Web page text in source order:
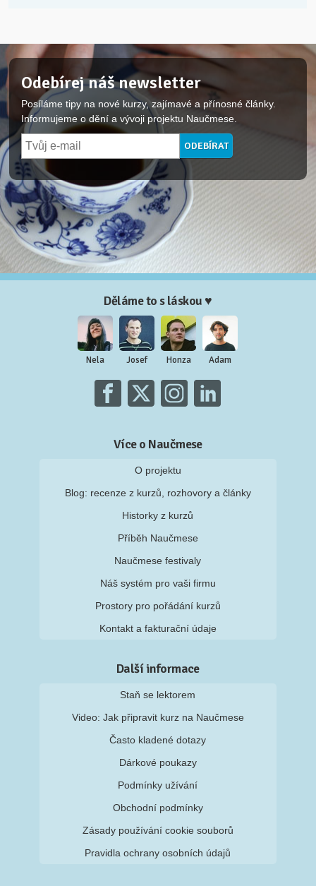
Odebírej náš newsletter
Posíláme tipy na nové kurzy, zajímavé a přínosné články.
Informujeme o dění a vývoji projektu Naučmese.
Děláme to s láskou ♥
Nela Josef Honza Adam
Více o Naučmese
O projektu
Blog: recenze z kurzů, rozhovory a články
Historky z kurzů
Příběh Naučmese
Naučmese festivaly
Náš systém pro vaši firmu
Prostory pro pořádání kurzů
Kontakt a fakturační údaje
Další informace
Staň se lektorem
Video: Jak připravit kurz na Naučmese
Často kladené dotazy
Dárkové poukazy
Podmínky užívání
Obchodní podmínky
Zásady používání cookie souborů
Pravidla ochrany osobních údajů